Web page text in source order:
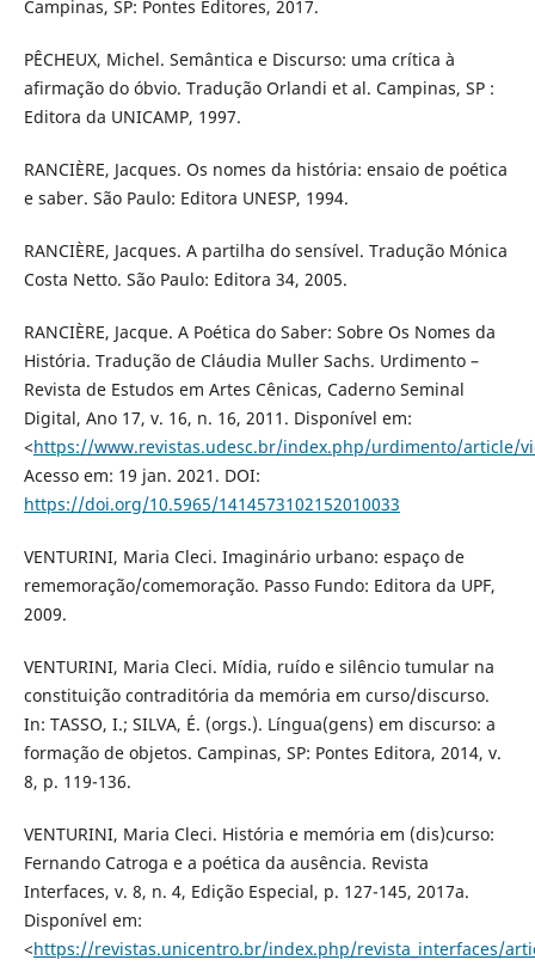
Campinas, SP: Pontes Editores, 2017.
PÊCHEUX, Michel. Semântica e Discurso: uma crítica à
afirmação do óbvio. Tradução Orlandi et al. Campinas, SP :
Editora da UNICAMP, 1997.
RANCIÈRE, Jacques. Os nomes da história: ensaio de poética
e saber. São Paulo: Editora UNESP, 1994.
RANCIÈRE, Jacques. A partilha do sensível. Tradução Mónica
Costa Netto. São Paulo: Editora 34, 2005.
RANCIÈRE, Jacque. A Poética do Saber: Sobre Os Nomes da
História. Tradução de Cláudia Muller Sachs. Urdimento –
Revista de Estudos em Artes Cênicas, Caderno Seminal
Digital, Ano 17, v. 16, n. 16, 2011. Disponível em:
<https://www.revistas.udesc.br/index.php/urdimento/article/
Acesso em: 19 jan. 2021. DOI:
https://doi.org/10.5965/1414573102152010033
VENTURINI, Maria Cleci. Imaginário urbano: espaço de
rememoração/comemoração. Passo Fundo: Editora da UPF,
2009.
VENTURINI, Maria Cleci. Mídia, ruído e silêncio tumular na
constituição contraditória da memória em curso/discurso.
In: TASSO, I.; SILVA, É. (orgs.). Língua(gens) em discurso: a
formação de objetos. Campinas, SP: Pontes Editora, 2014, v.
8, p. 119-136.
VENTURINI, Maria Cleci. História e memória em (dis)curso:
Fernando Catroga e a poética da ausência. Revista
Interfaces, v. 8, n. 4, Edição Especial, p. 127-145, 2017a.
Disponível em:
<https://revistas.unicentro.br/index.php/revista_interfaces/